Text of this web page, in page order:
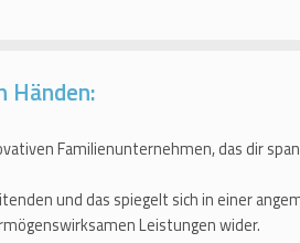
Händen:
Familienunternehmen, das dir
und das spiegelt sich in einer
Leistungen wider.